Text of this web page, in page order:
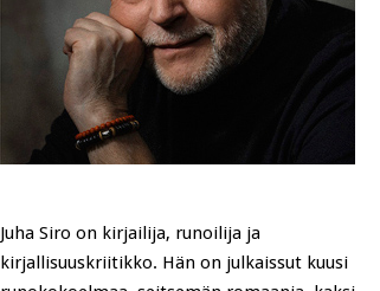
Juha Siro on kirjailija, runoilija ja
kirjallisuuskriitikko. Hän on julkaissut kuusi